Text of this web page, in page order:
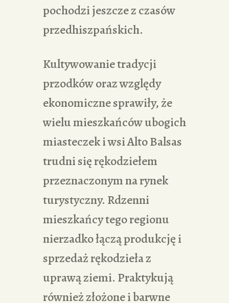
pochodzi jeszcze z czasów
przedhiszpańskich.
Kultywowanie tradycji
przodków oraz względy
ekonomiczne sprawiły, że
wielu mieszkańców ubogich
miasteczek i wsi Alto Balsas
trudni się rękodziełem
przeznaczonym na rynek
turystyczny. Rdzenni
mieszkańcy tego regionu
nierzadko łączą produkcję i
sprzedaż rękodzieła z
uprawą ziemi. Praktykują
również złożone i barwne